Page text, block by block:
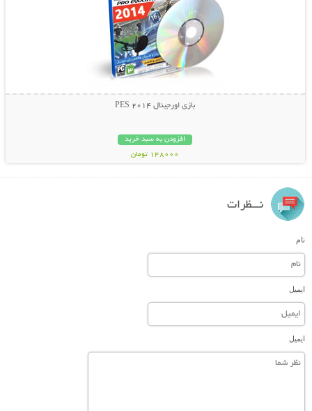
بازی اورجینال PES 2014
افزودن به سبد خرید
148000 تومان
نـــظرات
نام
ایمیل
ایمیل